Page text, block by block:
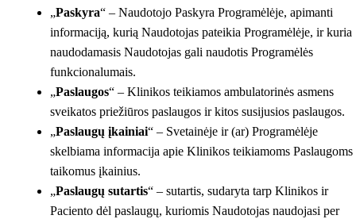
„Paskyra“ – Naudotojo Paskyra Programėlėje, apimanti
informaciją, kurią Naudotojas pateikia Programėlėje, ir kuria
naudodamasis Naudotojas gali naudotis Programėlės
funkcionalumais.
„Paslaugos“ – Klinikos teikiamos ambulatorinės asmens
sveikatos priežiūros paslaugos ir kitos susijusios paslaugos.
„Paslaugų įkainiai“ – Svetainėje ir (ar) Programėlėje
skelbiama informacija apie Klinikos teikiamoms Paslaugoms
taikomus įkainius.
„Paslaugų sutartis“ – sutartis, sudaryta tarp Klinikos ir
Paciento dėl paslaugų, kuriomis Naudotojas naudojasi per